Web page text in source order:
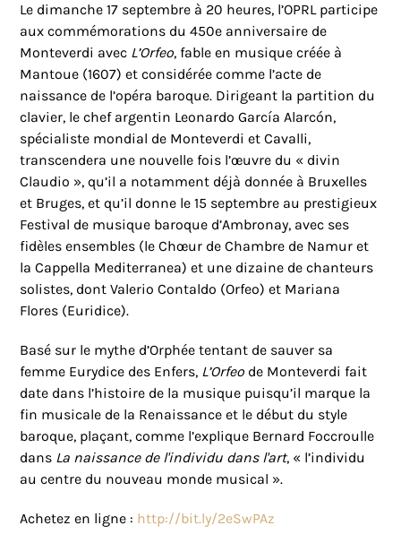
Le dimanche 17 septembre à 20 heures, l’OPRL participe
aux commémorations du 450e anniversaire de
Monteverdi avec L’Orfeo, fable en musique créée à
Mantoue (1607) et considérée comme l’acte de
naissance de l’opéra baroque. Dirigeant la partition du
clavier, le chef argentin Leonardo García Alarcón,
spécialiste mondial de Monteverdi et Cavalli,
transcendera une nouvelle fois l’œuvre du « divin
Claudio », qu’il a notamment déjà donnée à Bruxelles
et Bruges, et qu’il donne le 15 septembre au prestigieux
Festival de musique baroque d’Ambronay, avec ses
fidèles ensembles (le Chœur de Chambre de Namur et
la Cappella Mediterranea) et une dizaine de chanteurs
solistes, dont Valerio Contaldo (Orfeo) et Mariana
Flores (Euridice).
Basé sur le mythe d’Orphée tentant de sauver sa
femme Eurydice des Enfers, L’Orfeo de Monteverdi fait
date dans l’histoire de la musique puisqu’il marque la
fin musicale de la Renaissance et le début du style
baroque, plaçant, comme l’explique Bernard Foccroulle
dans La naissance de l'individu dans l'art, « l’individu
au centre du nouveau monde musical ».
Achetez en ligne : http://bit.ly/2eSwPAz